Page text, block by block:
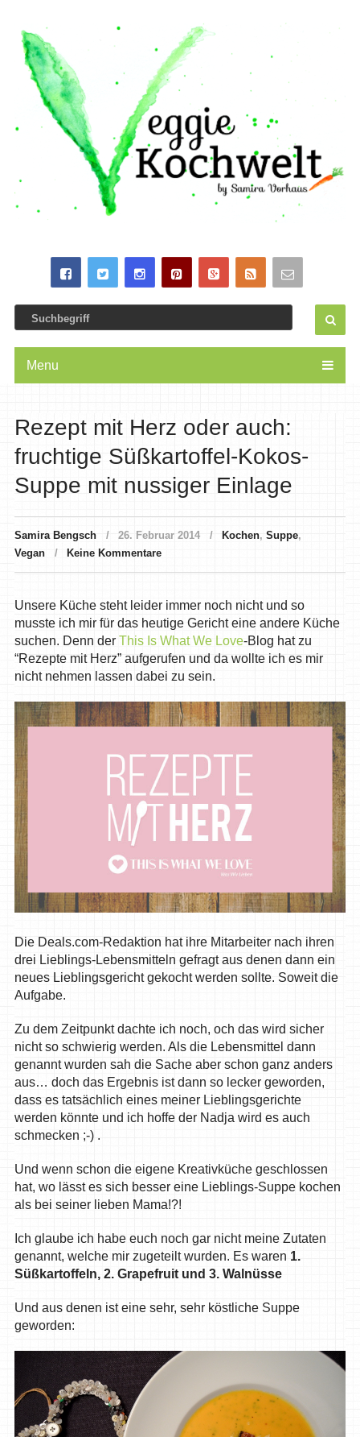
Menu
Rezept mit Herz oder auch:
fruchtige Süßkartoffel-Kokos-
Suppe mit nussiger Einlage
Samira Bengsch 26. Februar 2014 Kochen, Suppe,
Vegan
Keine Kommentare
Unsere Küche steht leider immer noch nicht und so
musste ich mir für das heutige Gericht eine andere Küche
suchen. Denn der This Is What We Love-Blog hat zu
“Rezepte mit Herz” aufgerufen und da wollte ich es mir
nicht nehmen lassen dabei zu sein.
Die Deals.com-Redaktion hat ihre Mitarbeiter nach ihren
drei Lieblings-Lebensmitteln gefragt aus denen dann ein
neues Lieblingsgericht gekocht werden sollte. Soweit die
Aufgabe.
Zu dem Zeitpunkt dachte ich noch, och das wird sicher
nicht so schwierig werden. Als die Lebensmittel dann
genannt wurden sah die Sache aber schon ganz anders
aus… doch das Ergebnis ist dann so lecker geworden,
dass es tatsächlich eines meiner Lieblingsgerichte
werden könnte und ich hoffe der Nadja wird es auch
schmecken ;-) .
Und wenn schon die eigene Kreativküche geschlossen
hat, wo lässt es sich besser eine Lieblings-Suppe kochen
als bei seiner lieben Mama!?!
Ich glaube ich habe euch noch gar nicht meine Zutaten
genannt, welche mir zugeteilt wurden. Es waren 1.
Süßkartoffeln, 2. Grapefruit und 3. Walnüsse
Und aus denen ist eine sehr, sehr köstliche Suppe
geworden: